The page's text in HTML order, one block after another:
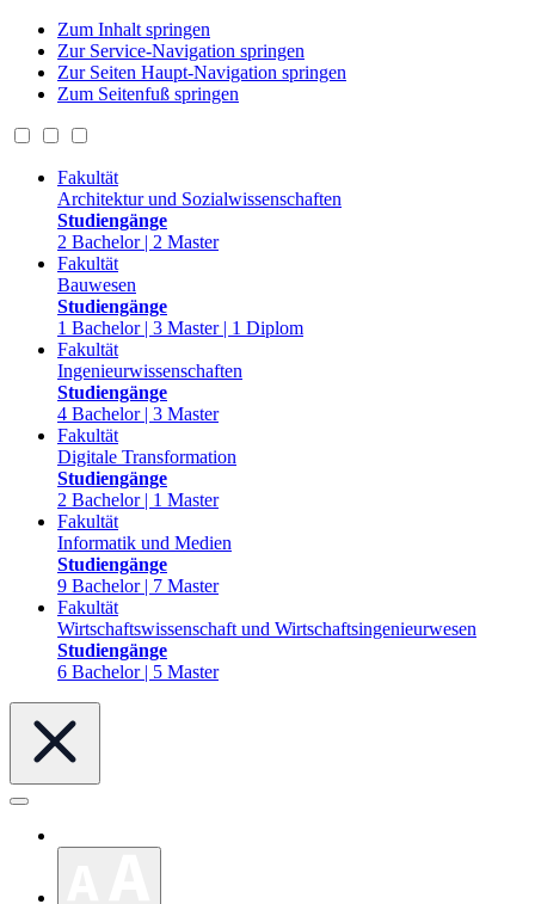
Zum Inhalt springen
Zur Service-Navigation springen
Zur Seiten Haupt-Navigation springen
Zum Seitenfuß springen
Fakultät
Architektur und Sozialwissenschaften
Studiengänge
2 Bachelor | 2 Master
Fakultät
Bauwesen
Studiengänge
1 Bachelor | 3 Master | 1 Diplom
Fakultät
Ingenieurwissenschaften
Studiengänge
4 Bachelor | 3 Master
Fakultät
Digitale Transformation
Studiengänge
2 Bachelor | 1 Master
Fakultät
Informatik und Medien
Studiengänge
9 Bachelor | 7 Master
Fakultät
Wirtschaftswissenschaft und Wirtschaftsingenieurwesen
Studiengänge
6 Bachelor | 5 Master